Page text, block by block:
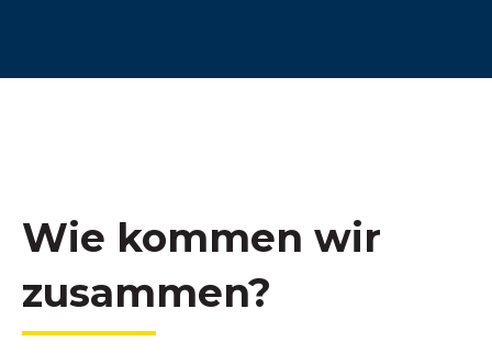
Wie kommen wir
zusammen?